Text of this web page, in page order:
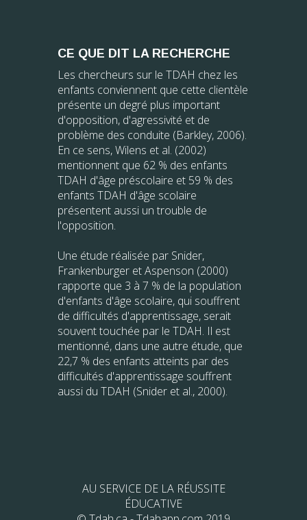
CE QUE DIT LA RECHERCHE
Les chercheurs sur le TDAH chez les
enfants conviennent que cette clientèle
présente un degré plus important
d'opposition, d'agressivité et de
problème des conduite (Barkley, 2006).
En ce sens, Wilens et al. (2002)
mentionnent que 62 % des enfants
TDAH d'âge préscolaire et 59 % des
enfants TDAH d'âge scolaire
présentent aussi un trouble de
l'opposition.
Une étude réalisée par Snider,
Frankenburger et Aspenson (2000)
rapporte que 3 à 7 % de la population
d'enfants d'âge scolaire, qui souffrent
de difficultés d'apprentissage, serait
souvent touchée par le TDAH. Il est
mentionné, dans une autre étude, que
22,7 % des enfants atteints par des
difficultés d'apprentissage souffrent
aussi du TDAH (Snider et al., 2000).
AU SERVICE DE LA RÉUSSITE
ÉDUCATIVE